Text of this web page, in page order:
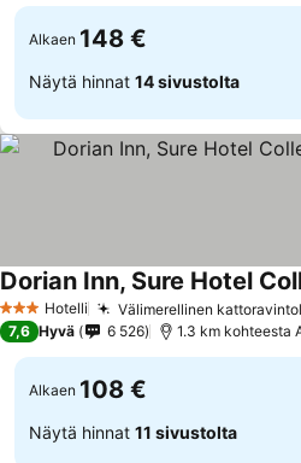
Alkaen 148 €
Näytä hinnat 14 sivustolta
3 Tähtiluokitus
Hotelli Välimerellinen
7,6 Hyvä 6 526 1.3 km kohteesta
Alkaen 108 €
Näytä hinnat 11 sivustolta